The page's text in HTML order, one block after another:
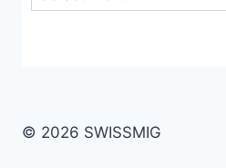
© 2026 SWISSMIG